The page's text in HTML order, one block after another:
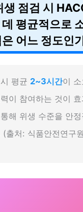
생 점검 시
평균적으로
어느 정도인
평균 2~3시간이
이 참여하는 것이
해 위생 수준을 안
(출처: 식품안전연구